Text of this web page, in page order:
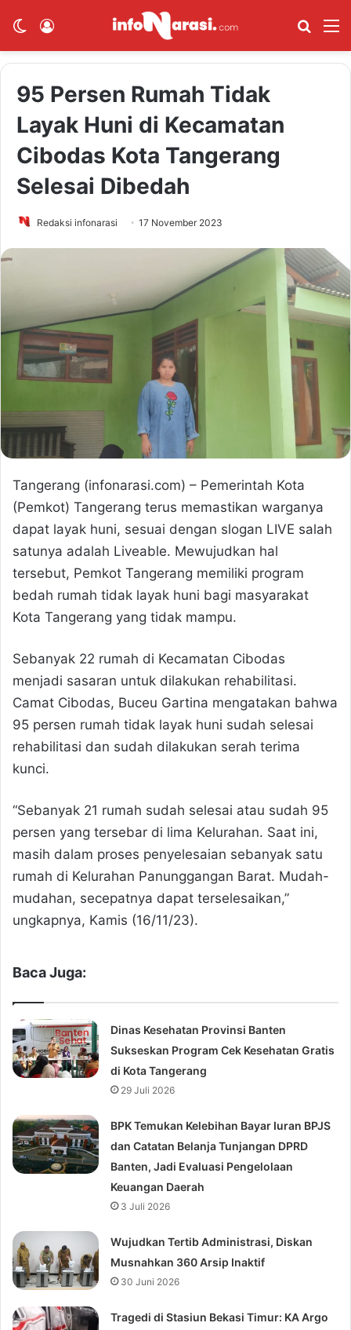
Switch skin Cari
95 Persen Rumah Tidak
Layak Huni di Kecamatan
Cibodas Kota Tangerang
Selesai Dibedah
Redaksi infonarasi 17 November 2023
Tangerang (infonarasi.com) – Pemerintah Kota
(Pemkot) Tangerang terus memastikan warganya
dapat layak huni, sesuai dengan slogan LIVE salah
satunya adalah Liveable. Mewujudkan hal
tersebut, Pemkot Tangerang memiliki program
bedah rumah tidak layak huni bagi masyarakat
Kota Tangerang yang tidak mampu.
Sebanyak 22 rumah di Kecamatan Cibodas
menjadi sasaran untuk dilakukan rehabilitasi.
Camat Cibodas, Buceu Gartina mengatakan bahwa
95 persen rumah tidak layak huni sudah selesai
rehabilitasi dan sudah dilakukan serah terima
kunci.
“Sebanyak 21 rumah sudah selesai atau sudah 95
persen yang tersebar di lima Kelurahan. Saat ini,
masih dalam proses penyelesaian sebanyak satu
rumah di Kelurahan Panunggangan Barat. Mudah-
mudahan, secepatnya dapat terselesaikan,”
ungkapnya, Kamis (16/11/23).
Baca Juga:
Dinas Kesehatan Provinsi Banten
Sukseskan Program Cek Kesehatan Gratis
di Kota Tangerang
29 Juli 2026
BPK Temukan Kelebihan Bayar Iuran BPJS
dan Catatan Belanja Tunjangan DPRD
Banten, Jadi Evaluasi Pengelolaan
Keuangan Daerah
3 Juli 2026
Wujudkan Tertib Administrasi, Diskan
Musnahkan 360 Arsip Inaktif
30 Juni 2026
Tragedi di Stasiun Bekasi Timur: KA Argo